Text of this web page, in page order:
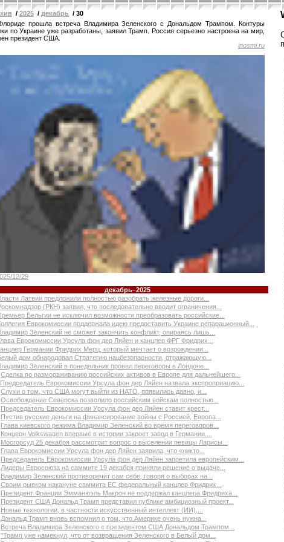
/ 2025 / декабрь / 30
прошла встреча Владимира Зеленского с Дональдом Трампом. Контуры
по Украине уже разработаны, заявил Трамп. Россия серьезно настроена на мир,
президент США.
inosmi.ru
12/29
декабрь–2025
Латвии предложили полностью разобрать железные дороги...
(РКН) заявил, что последовательно вводит ограничения...
Бельгии не исключил возможности преобразовать российские...
Еврокомиссии поддержала идею предоставить Украине репарационный...
Зеленский не сможет закончить конфликт, опираясь лишь...
Еврокомиссии Урсула фон дер Ляйен и канцлер ФРГ Фридрих...
Германии Фридрих Мерц, который мечтает о возрождении...
дом обнародовал Стратегию нацбезопасности, отражающую...
Зеленский в понедельник провел переговоры в Лондоне...
Сделка по размораживанию российских активов в Европе для дальнейшего...
Председатель Еврокомиссии Урсула фон дер Ляйен назвала экспроприацию...
Слухи о том, что США могут выйти из НАТО, появились давно, и...
Освобождение Северска позволило российским войскам полностью...
Председатель Еврокомиссии Урсула фон дер Ляйен ставит крест...
Пустив русские деньги на финансирование войны с Россией, Европа...
Глава киевского режима Владимир Зеленский во время переговоров...
Концерн Volkswagen впервые в истории закроет завод в Германии....
Мосгорсуд 25 декабря рассмотрит вопрос о выселении певицы Ларисы...
Глава Еврокомиссии Урсула фон дер Ляйен заявила, что «никто...
Председатель Еврокомиссии Урсула фон дер Ляйен запретила европейским...
Лидеры Евросоюза на саммите 19 декабря приняли решение о выдаче...
Владимир Зеленский противоречит сам себе, говоря о выборах на...
Своим рывком накануне саммита ЕС федеральный канцлер Фридрих...
Президент Франции Эмманюэль Макрон не поддержал канцлера Фридриха...
Президент США Дональд Трамп представил публике амбициозный проект...
Новые технологии, в частности искусственный интеллект (ИИ),...
Дональд Трамп вновь вспомнил о том, что Америке очень нужна...
Встреча Владимира Зеленского с президентом США Дональдом Трампом...
"Трамп уже намекнул, что от возвращения Зеленского в Белый дом...